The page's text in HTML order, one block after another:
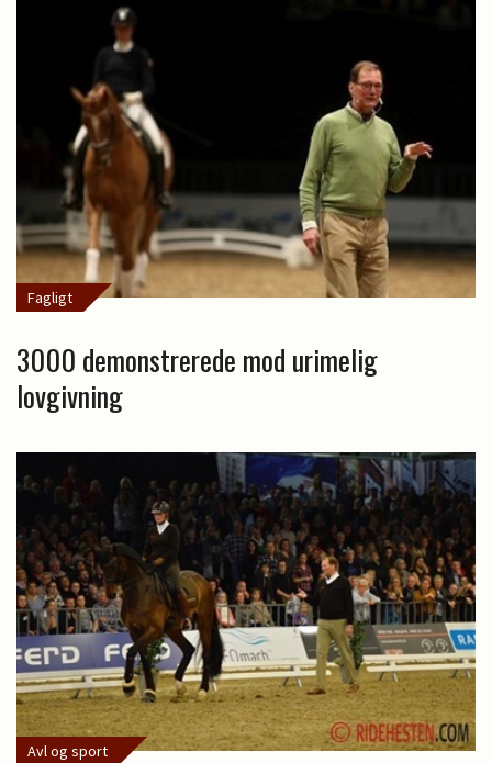
Fagligt
3000 demonstrerede mod urimelig
lovgivning
Avl og sport